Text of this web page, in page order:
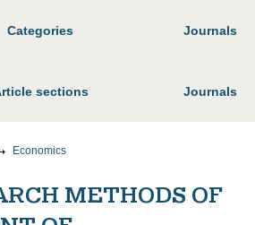
Categories Journals
sections Journals
Economics
METHODS OF